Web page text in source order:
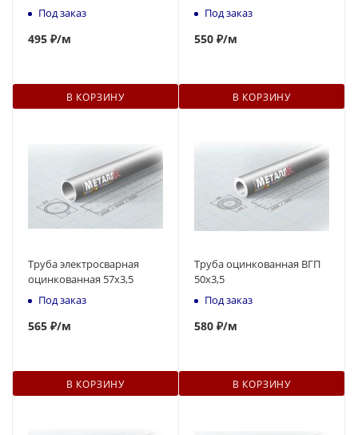
Под заказ
495 ₽/м
В КОРЗИНУ
Под заказ
550 ₽/м
В КОРЗИНУ
Труба электросварная
оцинкованная 57х3,5
Под заказ
565 ₽/м
В КОРЗИНУ
Труба оцинкованная ВГП
50x3,5
Под заказ
580 ₽/м
В КОРЗИНУ